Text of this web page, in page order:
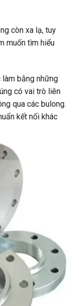
còn xa lạ, tuy
muốn tìm hiểu
bằng những
có vai trò liên
qua các bulong.
kết nối khác